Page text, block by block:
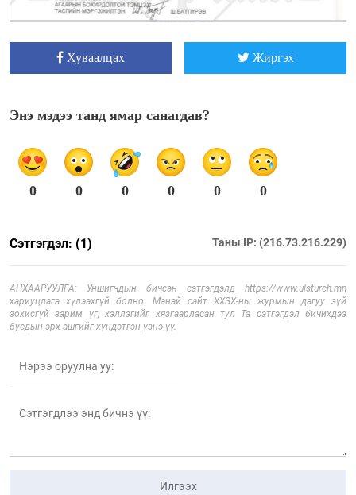
Хуваалцах Жиргэх
Энэ мэдээ танд ямар санагдав?
0 0 0 0 0 0
Сэтгэгдэл: (1) Таны IP: (216.73.216.229)
АНХААРУУЛГА: Уншигчдын бичсэн сэтгэгдэлд https://www.ulsturch.mn
хариуцлага хүлээхгүй болно. Манай сайт ХХЗХ-ны журмын дагуу зүй
зохисгүй зарим үг, хэллэгийг хязгаарласан тул Та сэтгэгдэл бичихдээ
бусдын эрх ашгийг хүндэтгэн үзнэ үү.
Илгээх